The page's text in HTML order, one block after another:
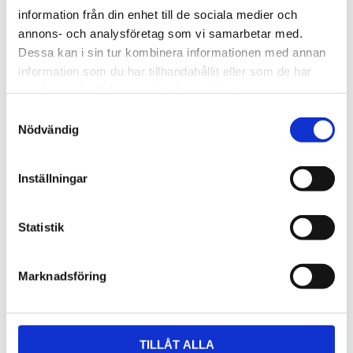
information från din enhet till de sociala medier och
annons- och analysföretag som vi samarbetar med.
Dessa kan i sin tur kombinera informationen med annan
information som du har tillhandahållit eller som de har
Nödvändig
Inställningar
Statistik
Marknadsföring
TILLÅT ALLA